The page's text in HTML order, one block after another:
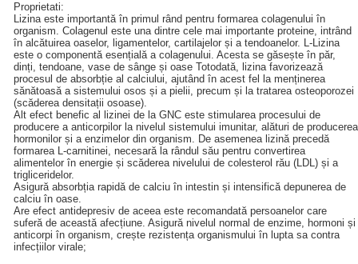
Proprietati:
Lizina este importantă în primul rând pentru formarea colagenului în
organism. Colagenul este una dintre cele mai importante proteine, intrând
în alcătuirea oaselor, ligamentelor, cartilajelor și a tendoanelor. L-Lizina
este o componentă esențială a colagenului. Acesta se găsește în păr,
dinți, tendoane, vase de sânge și oase Totodată, lizina favorizează
procesul de absorbție al calciului, ajutând în acest fel la menținerea
sănătoasă a sistemului osos și a pielii, precum și la tratarea osteoporozei
(scăderea densitații osoase).
Alt efect benefic al lizinei de la GNC este stimularea procesului de
producere a anticorpilor la nivelul sistemului imunitar, alături de producerea
hormonilor și a enzimelor din organism. De asemenea lizină precedă
formarea L-carnitinei, necesară la rândul său pentru convertirea
alimentelor în energie și scăderea nivelului de colesterol rău (LDL) și a
trigliceridelor.
Asigură absorbția rapidă de calciu în intestin și intensifică depunerea de
calciu în oase.
Are efect antidepresiv de aceea este recomandată persoanelor care
suferă de această afecțiune. Asigură nivelul normal de enzime, hormoni și
anticorpi în organism, crește rezistența organismului în lupta sa contra
infecțiilor virale;